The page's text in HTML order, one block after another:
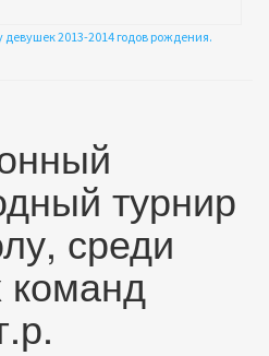
2013-2014 годов рождения.
турнир
среди